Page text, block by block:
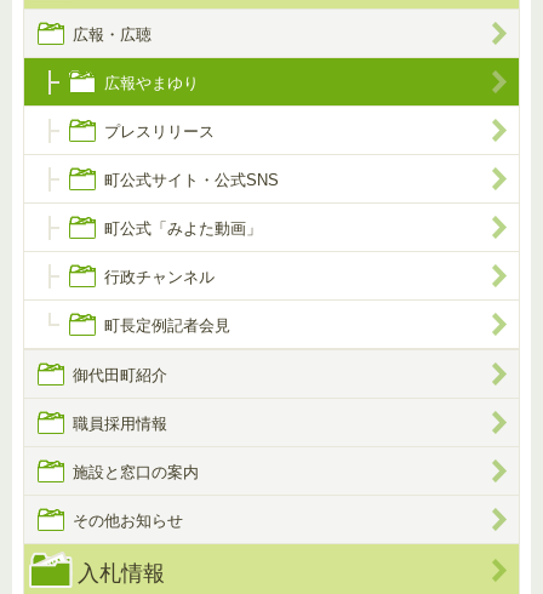
広報・広聴
広報やまゆり
プレスリリース
町公式サイト・公式SNS
町公式「みよた動画」
行政チャンネル
町長定例記者会見
御代田町紹介
職員採用情報
施設と窓口の案内
その他お知らせ
入札情報